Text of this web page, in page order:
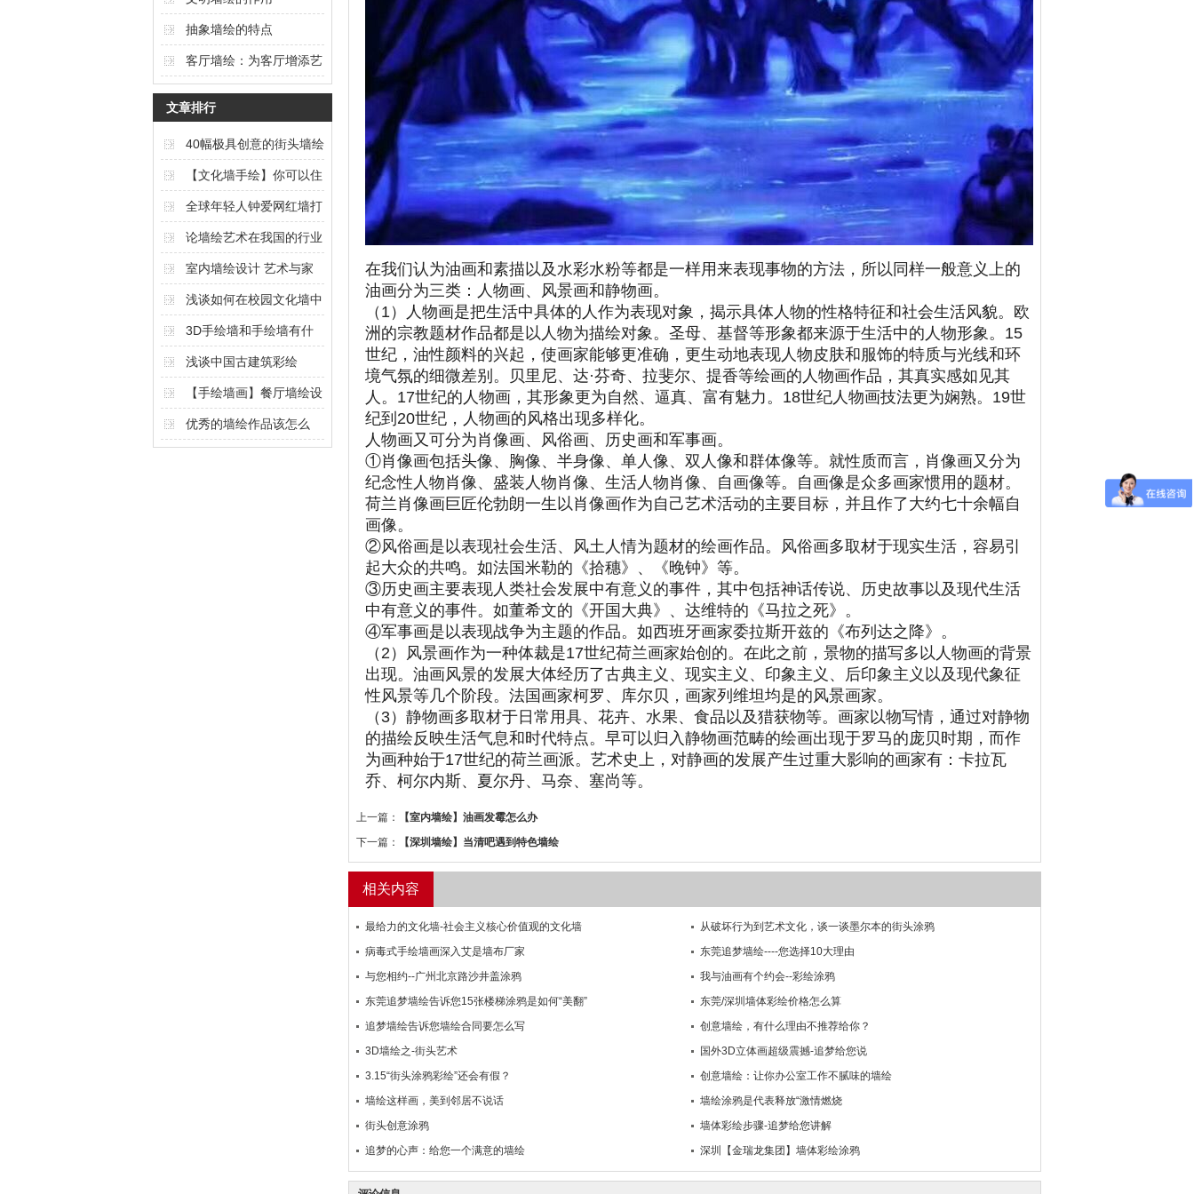
抽象墙绘的特点
客厅墙绘：为客厅增添艺
术氛围的独特选择
文章排行
40幅极具创意的街头墙绘
艺术作品欣赏（上篇）
【文化墙手绘】你可以住
在任何想要的风景里
全球年轻人钟爱网红墙打
卡
论墙绘艺术在我国的行业
现状与发展
室内墙绘设计 艺术与家
居的完美结合
浅谈如何在校园文化墙中
体现校园文化内涵
3D手绘墙和手绘墙有什
么区别
浅谈中国古建筑彩绘
【手绘墙画】餐厅墙绘设
计奥秘
优秀的墙绘作品该怎么
在我们认为油画和素描以及水彩水粉等都是一样用来表现事物的方法，所以同样一般意义上的
油画分为三类：人物画、风景画和静物画。
（1）人物画是把生活中具体的人作为表现对象，揭示具体人物的性格特征和社会生活风貌。欧
洲的宗教题材作品都是以人物为描绘对象。圣母、基督等形象都来源于生活中的人物形象。15
世纪，油性颜料的兴起，使画家能够更准确，更生动地表现人物皮肤和服饰的特质与光线和环
境气氛的细微差别。贝里尼、达·芬奇、拉斐尔、提香等绘画的人物画作品，其真实感如见其
人。17世纪的人物画，其形象更为自然、逼真、富有魅力。18世纪人物画技法更为娴熟。19世
纪到20世纪，人物画的风格出现多样化。
人物画又可分为肖像画、风俗画、历史画和军事画。
①肖像画包括头像、胸像、半身像、单人像、双人像和群体像等。就性质而言，肖像画又分为
纪念性人物肖像、盛装人物肖像、生活人物肖像、自画像等。自画像是众多画家惯用的题材。
荷兰肖像画巨匠伦勃朗一生以肖像画作为自己艺术活动的主要目标，并且作了大约七十余幅自
画像。
②风俗画是以表现社会生活、风土人情为题材的绘画作品。风俗画多取材于现实生活，容易引
起大众的共鸣。如法国米勒的《拾穗》、《晚钟》等。
③历史画主要表现人类社会发展中有意义的事件，其中包括神话传说、历史故事以及现代生活
中有意义的事件。如董希文的《开国大典》、达维特的《马拉之死》。
④军事画是以表现战争为主题的作品。如西班牙画家委拉斯开兹的《布列达之降》。
（2）风景画作为一种体裁是17世纪荷兰画家始创的。在此之前，景物的描写多以人物画的背景
出现。油画风景的发展大体经历了古典主义、现实主义、印象主义、后印象主义以及现代象征
性风景等几个阶段。法国画家柯罗、库尔贝，画家列维坦均是的风景画家。
（3）静物画多取材于日常用具、花卉、水果、食品以及猎获物等。画家以物写情，通过对静物
的描绘反映生活气息和时代特点。早可以归入静物画范畴的绘画出现于罗马的庞贝时期，而作
为画种始于17世纪的荷兰画派。艺术史上，对静画的发展产生过重大影响的画家有：卡拉瓦
乔、柯尔内斯、夏尔丹、马奈、塞尚等。
上一篇：
【室内墙绘】油画发霉怎么办
下一篇：
【深圳墙绘】当清吧遇到特色墙绘
相关内容
最给力的文化墙-社会主义核心价值观的文化墙
从破坏行为到艺术文化，谈一谈墨尔本的街头涂鸦
病毒式手绘墙画深入艾是墙布厂家
东莞追梦墙绘----您选择10大理由
与您相约--广州北京路沙井盖涂鸦
我与油画有个约会--彩绘涂鸦
东莞追梦墙绘告诉您15张楼梯涂鸦是如何“美翻”
东莞/深圳墙体彩绘价格怎么算
追梦墙绘告诉您墙绘合同要怎么写
创意墙绘，有什么理由不推荐给你？
3D墙绘之-街头艺术
国外3D立体画超级震撼-追梦给您说
3.15“街头涂鸦彩绘”还会有假？
创意墙绘：让你办公室工作不腻味的墙绘
墙绘这样画，美到邻居不说话
墙绘涂鸦是代表释放“激情燃烧
街头创意涂鸦
墙体彩绘步骤-追梦给您讲解
追梦的心声：给您一个满意的墙绘
深圳【金瑞龙集团】墙体彩绘涂鸦